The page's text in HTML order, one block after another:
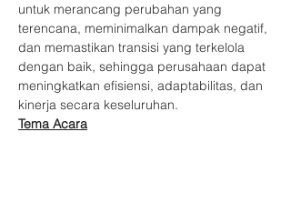
untuk merancang perubahan yang
terencana, meminimalkan dampak negatif,
dan memastikan transisi yang terkelola
dengan baik, sehingga perusahaan dapat
meningkatkan efisiensi, adaptabilitas, dan
kinerja secara keseluruhan.
Tema Acara